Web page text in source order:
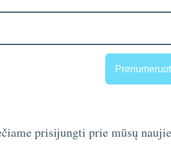
ir taisyklės
prisijungti prie mūsų